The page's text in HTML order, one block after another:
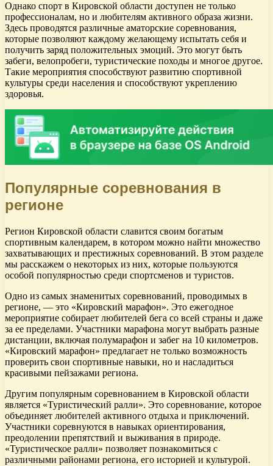
Однако спорт в Кировской области доступен не только
профессионалам, но и любителям активного образа жизни.
Здесь проводятся различные аматорские соревнования,
которые позволяют каждому желающему испытать себя и
получить заряд положительных эмоций. Это могут быть
забеги, велопробеги, туристические походы и многое другое.
Такие мероприятия способствуют развитию спортивной
культуры среди населения и способствуют укреплению
здоровья.
Популярные соревнования в
регионе
Регион Кировской области славится своим богатым
спортивным календарем, в котором можно найти множество
захватывающих и престижных соревнований. В этом разделе
мы расскажем о некоторых из них, которые пользуются
особой популярностью среди спортсменов и туристов.
Одно из самых знаменитых соревнований, проводимых в
регионе, — это «Кировский марафон». Это ежегодное
мероприятие собирает любителей бега со всей страны и даже
за ее пределами. Участники марафона могут выбрать разные
дистанции, включая полумарафон и забег на 10 километров.
«Кировский марафон» предлагает не только возможность
проверить свои спортивные навыки, но и насладиться
красивыми пейзажами региона.
Другим популярным соревнованием в Кировской области
является «Туристический ралли». Это соревнование, которое
объединяет любителей активного отдыха и приключений.
Участники соревнуются в навыках ориентирования,
преодолении препятствий и выживания в природе.
«Туристическое ралли» позволяет познакомиться с
различными районами региона, его историей и культурой.